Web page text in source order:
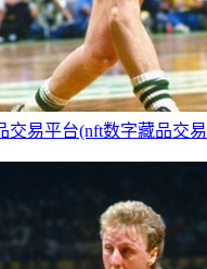
交易平台(nft数字藏品交